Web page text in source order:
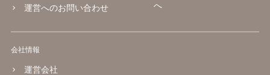
運営へのお問い合わせ
へ
会社情報
運営会社